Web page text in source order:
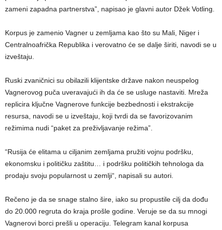
zameni zapadna partnerstva”, napisao je glavni autor Džek Votling.
Korpus je zamenio Vagner u zemljama kao što su Mali, Niger i
Centralnoafrička Republika i verovatno će se dalje širiti, navodi se u
izveštaju.
Ruski zvaničnici su obilazili klijentske države nakon neuspelog
Vagnerovog puča uveravajući ih da će se usluge nastaviti. Mreža
replicira ključne Vagnerove funkcije bezbednosti i ekstrakcije
resursa, navodi se u izveštaju, koji tvrdi da se favorizovanim
režimima nudi “paket za preživljavanje režima”.
“Rusija će elitama u ciljanim zemljama pružiti vojnu podršku,
ekonomsku i političku zaštitu… i podršku političkih tehnologa da
prodaju svoju popularnost u zemlji“, napisali su autori.
Rečeno je da se snage stalno šire, iako su propustile cilj da dođu
do 20.000 regruta do kraja prošle godine. Veruje se da su mnogi
Vagnerovi borci prešli u operaciju. Telegram kanal korpusa